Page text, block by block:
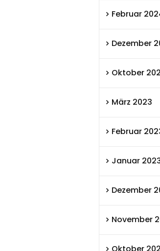
Februar
Dezember
Oktober
März 2023
Februar
Januar
Dezember
November